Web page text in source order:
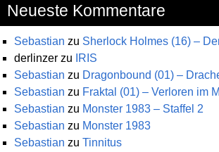
Neueste Kommentare
Sebastian zu Sherlock Holmes (16) –
derlinzer zu
IRIS
Sebastian zu Dragonbound (01) –
Sebastian zu Fraktal (01) – Verloren im
Sebastian zu Monster 1983 – Staffel 2
Sebastian zu Monster 1983
Sebastian zu Tinnitus